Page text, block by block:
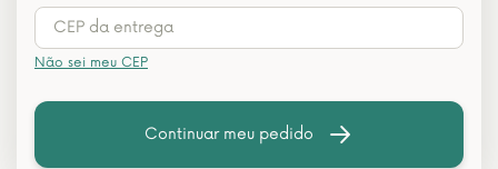
Não sei meu CEP
Continuar meu pedido